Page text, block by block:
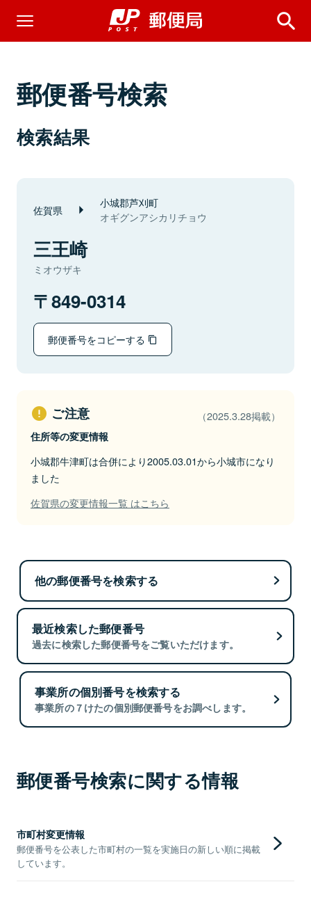
郵便番号検索
検索結果
佐賀県 小城郡芦刈町
オギグンアシカリチョウ
三王崎
ミオウザキ
849-0314
郵便番号をコピーする
ご注意 （2025.3.28掲載）
住所等の変更情報
小城郡牛津町は合併により2005.03.01から小城市になり
ました
佐賀県の変更情報一覧 はこちら
他の郵便番号を検索する
最近検索した郵便番号
過去に検索した郵便番号をご覧いただけます。
事業所の個別番号を検索する
事業所の７けたの個別郵便番号をお調べします。
郵便番号検索に関する情報
市町村変更情報
郵便番号を公表した市町村の一覧を実施日の新しい順に掲載
しています。